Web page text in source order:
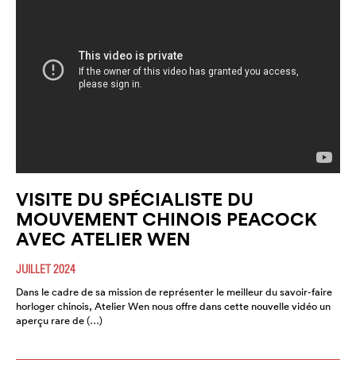
VISITE DU SPÉCIALISTE DU
MOUVEMENT CHINOIS PEACOCK
AVEC ATELIER WEN
JUILLET 2024
Dans le cadre de sa mission de représenter le meilleur du savoir-faire
horloger chinois, Atelier Wen nous offre dans cette nouvelle vidéo un
aperçu rare de (…)